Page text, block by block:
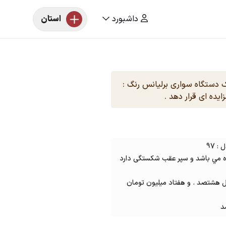
داشبورد استان
دستگاه سواری برلیانس رنگ :
مي باشد و سپر عقب شکستگی دارد
۸/۷۰۰/۰۰۰/۰۰۰ ریال معادل هشتصد . و هفتاد میلیون تومان